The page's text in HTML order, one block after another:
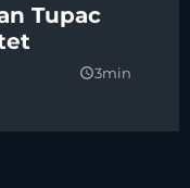
Tupac
query_builder3min